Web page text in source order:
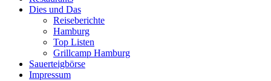
Dies und Das
Reiseberichte
Hamburg
Top Listen
Grillcamp Hamburg
Sauerteigbörse
Impressum